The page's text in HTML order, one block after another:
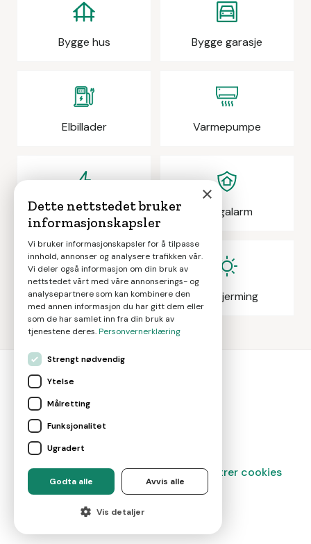
Bygge hus Bygge garasje
Elbillader Varmepumpe
Elektrikeroppdrag Boligalarm
Eiendomsmegling Solskjerming
Gjør smarte boligvalg
Magasin Om oss Kontakt Administrer cookies
© 2026Marketplace AS
×
Dette nettstedet bruker
informasjonskapsler
Vi bruker informasjonskapsler for å tilpasse
innhold, annonser og analysere trafikken vår.
Vi deler også informasjon om din bruk av
nettstedet vårt med våre annonserings- og
analysepartnere som kan kombinere den
med annen informasjon du har gitt dem eller
som de har samlet inn fra din bruk av
tjenestene deres.Personvernerklæring
Strengt nødvendig
Ytelse
Målretting
Funksjonalitet
Ugradert
Godta alle Avvis alle
Vis detaljer